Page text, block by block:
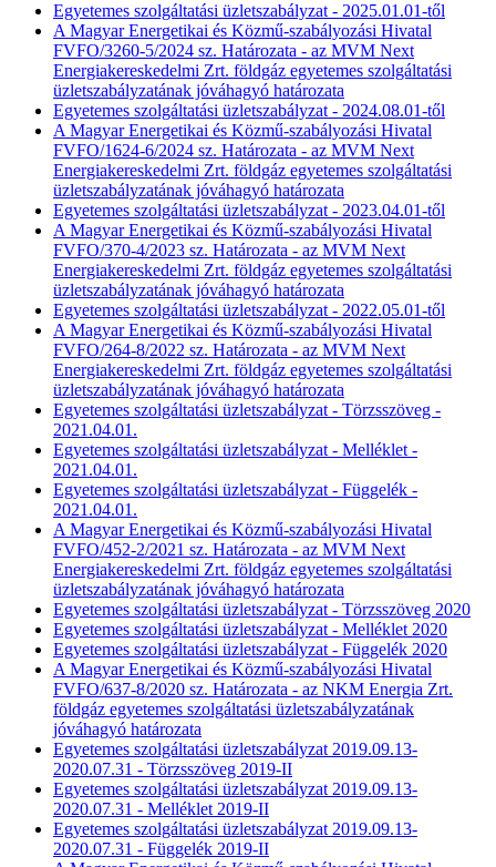
Egyetemes szolgáltatási üzletszabályzat - 2025.01.01-től
A Magyar Energetikai és Közmű-szabályozási Hivatal
FVFO/3260-5/2024 sz. Határozata - az MVM Next
Energiakereskedelmi Zrt. földgáz egyetemes szolgáltatási
üzletszabályzatának jóváhagyó határozata
Egyetemes szolgáltatási üzletszabályzat - 2024.08.01-től
A Magyar Energetikai és Közmű-szabályozási Hivatal
FVFO/1624-6/2024 sz. Határozata - az MVM Next
Energiakereskedelmi Zrt. földgáz egyetemes szolgáltatási
üzletszabályzatának jóváhagyó határozata
Egyetemes szolgáltatási üzletszabályzat - 2023.04.01-től
A Magyar Energetikai és Közmű-szabályozási Hivatal
FVFO/370-4/2023 sz. Határozata - az MVM Next
Energiakereskedelmi Zrt. földgáz egyetemes szolgáltatási
üzletszabályzatának jóváhagyó határozata
Egyetemes szolgáltatási üzletszabályzat - 2022.05.01-től
A Magyar Energetikai és Közmű-szabályozási Hivatal
FVFO/264-8/2022 sz. Határozata - az MVM Next
Energiakereskedelmi Zrt. földgáz egyetemes szolgáltatási
üzletszabályzatának jóváhagyó határozata
Egyetemes szolgáltatási üzletszabályzat - Törzsszöveg -
2021.04.01.
Egyetemes szolgáltatási üzletszabályzat - Melléklet -
2021.04.01.
Egyetemes szolgáltatási üzletszabályzat - Függelék -
2021.04.01.
A Magyar Energetikai és Közmű-szabályozási Hivatal
FVFO/452-2/2021 sz. Határozata - az MVM Next
Energiakereskedelmi Zrt. földgáz egyetemes szolgáltatási
üzletszabályzatának jóváhagyó határozata
Egyetemes szolgáltatási üzletszabályzat - Törzsszöveg 2020
Egyetemes szolgáltatási üzletszabályzat - Melléklet 2020
Egyetemes szolgáltatási üzletszabályzat - Függelék 2020
A Magyar Energetikai és Közmű-szabályozási Hivatal
FVFO/637-8/2020 sz. Határozata - az NKM Energia Zrt.
földgáz egyetemes szolgáltatási üzletszabályzatának
jóváhagyó határozata
Egyetemes szolgáltatási üzletszabályzat 2019.09.13-
2020.07.31 - Törzsszöveg 2019-II
Egyetemes szolgáltatási üzletszabályzat 2019.09.13-
2020.07.31 - Melléklet 2019-II
Egyetemes szolgáltatási üzletszabályzat 2019.09.13-
2020.07.31 - Függelék 2019-II